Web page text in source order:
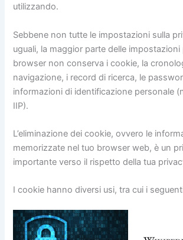
utilizzando.
Sebbene non tutte le impostazioni sulla
uguali, la maggior parte delle impostazioni
browser non conserva i cookie, la
navigazione, i record di ricerca, le
informazioni di identificazione personale
IIP).
L’eliminazione dei cookie, ovvero le
memorizzate nel tuo browser web, è un
importante verso il rispetto della tua
I cookie hanno diversi usi, tra cui i